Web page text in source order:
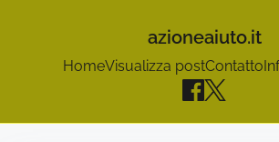
azioneaiuto.it
HomeVisualizza postContatto